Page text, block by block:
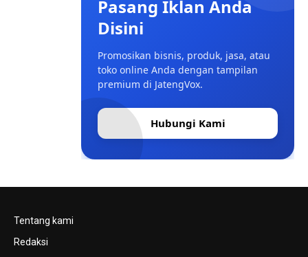
Pasang Iklan Anda
Disini
Promosikan bisnis, produk, jasa, atau
toko online Anda dengan tampilan
premium di JatengVox.
Hubungi Kami
Tentang kami
Redaksi